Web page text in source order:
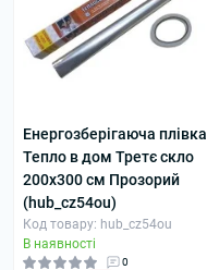
Енергозберігаюча плівка
Тепло в дом Третє скло
200x300 см Прозорий
(hub_cz54ou)
Код товару: hub_cz54ou
В наявності
0